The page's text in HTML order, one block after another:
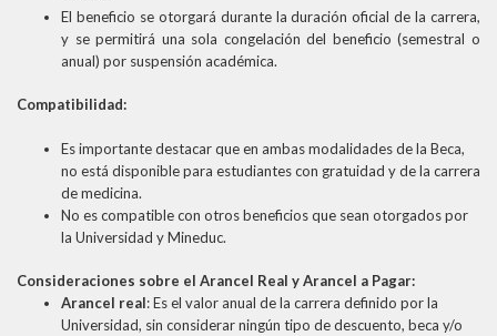
El beneficio se otorgará durante la duración oficial de la carrera,
y se permitirá una sola congelación del beneficio (semestral o
anual) por suspensión académica.
Compatibilidad:
Es importante destacar que en ambas modalidades de la Beca,
no está disponible para estudiantes con gratuidad y de la carrera
de medicina.
No es compatible con otros beneficios que sean otorgados por
la Universidad y Mineduc.
Consideraciones sobre el Arancel Real y Arancel a Pagar:
Arancel real: Es el valor anual de la carrera definido por la
Universidad, sin considerar ningún tipo de descuento, beca y/o